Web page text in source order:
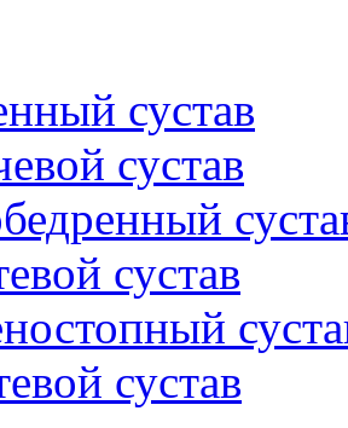
сустав
сустав
сустав
сустав